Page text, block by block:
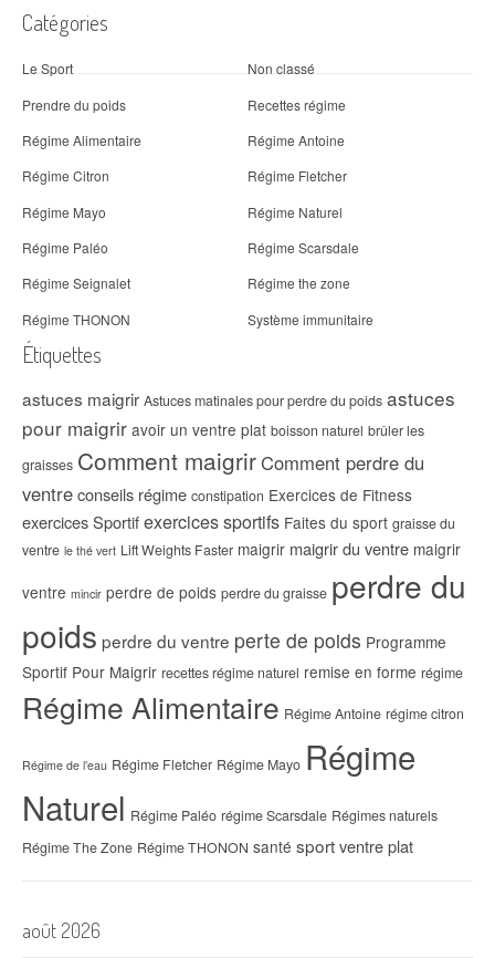
Catégories
Le Sport
Non classé
Prendre du poids
Recettes régime
Régime Alimentaire
Régime Antoine
Régime Citron
Régime Fletcher
Régime Mayo
Régime Naturel
Régime Paléo
Régime Scarsdale
Régime Seignalet
Régime the zone
Régime THONON
Système immunitaire
Étiquettes
astuces maigrir Astuces matinales pour perdre du poids astuces
pour maigrir avoir un ventre plat boisson naturel brûler les
graisses Comment maigrirComment perdre du
ventreconseils régime constipation Exercices de Fitness
exercices Sportifexercices sportifs Faites du sport graisse du
ventre le thé vert Lift Weights Faster maigrir maigrir du ventre maigrir
ventre mincir perdre de poids perdre du graisse perdre du
poids perdre du ventre perte de poids Programme
Sportif Pour Maigrir recettes régime naturel remise en forme régime
Régime Alimentaire Régime Antoine régime citron
Régime de l’eau Régime Fletcher Régime Mayo Régime
Naturel Régime Paléo régime Scarsdale Régimes naturels
Régime The Zone Régime THONON santé sportventre plat
août 2026